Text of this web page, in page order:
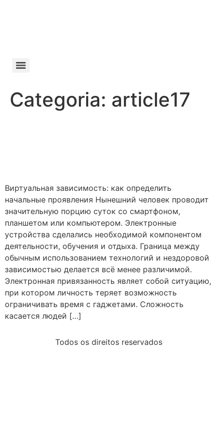
Categoria: article17
Виртуальная зависимость: как определить
начальные проявления Нынешний человек проводит
значительную порцию суток со смартфоном,
планшетом или компьютером. Электронные
устройства сделались необходимой компонентом
деятельности, обучения и отдыха. Граница между
обычным использованием технологий и нездоровой
зависимостью делается всё менее различимой.
Электронная привязанность являет собой ситуацию,
при котором личность теряет возможность
ограничивать время с гаджетами. Сложность
касается людей […]
Todos os direitos reservados